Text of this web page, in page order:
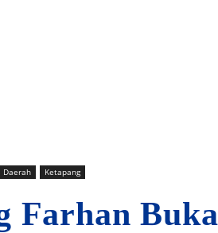
Daerah Ketapang
Farhan